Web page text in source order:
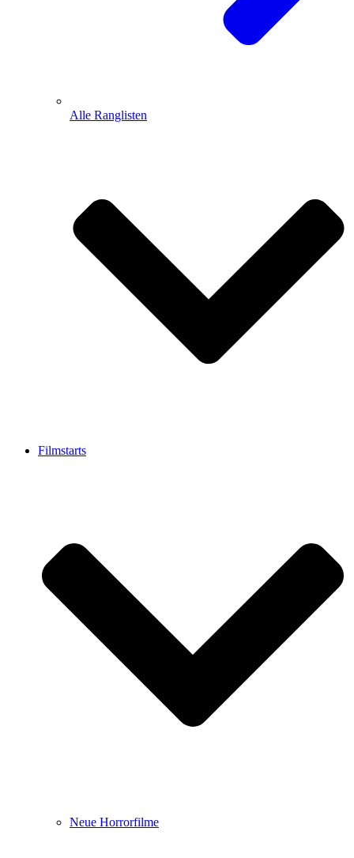
Alle Ranglisten
Filmstarts
Neue Horrorfilme